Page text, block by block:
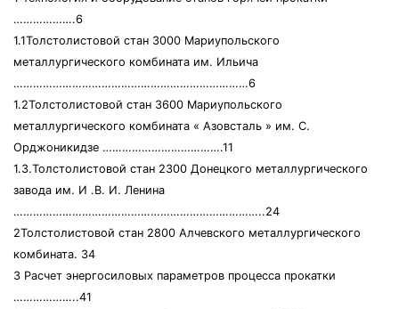
……………….6
1.1Толстолистовой стан 3000 Мариупольского
металлургического комбината им. Ильича
………………………………………………………………6
1.2Толстолистовой стан 3600 Мариупольского
металлургического комбината « Азовсталь » им. С.
Орджоникидзе ……………………………….11
1.3.Толстолистовой стан 2300 Донецкого металлургического
завода им. И .В. И. Ленина
…………………………………………………………………..24
2Толстолистовой стан 2800 Алчевского металлургического
комбината. 34
3 Расчет энергосиловых параметров процесса прокатки
………………..41